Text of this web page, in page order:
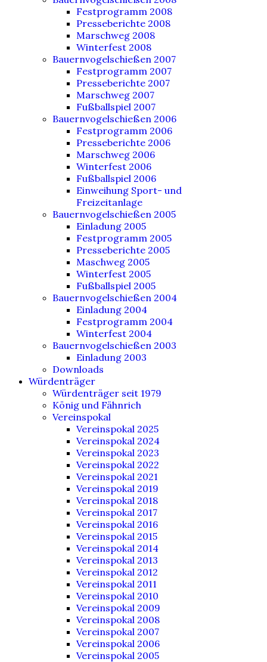
Festprogramm 2008
Presseberichte 2008
Marschweg 2008
Winterfest 2008
Bauernvogelschießen 2007
Festprogramm 2007
Presseberichte 2007
Marschweg 2007
Fußballspiel 2007
Bauernvogelschießen 2006
Festprogramm 2006
Presseberichte 2006
Marschweg 2006
Winterfest 2006
Fußballspiel 2006
Einweihung Sport- und
Freizeitanlage
Bauernvogelschießen 2005
Einladung 2005
Festprogramm 2005
Presseberichte 2005
Maschweg 2005
Winterfest 2005
Fußballspiel 2005
Bauernvogelschießen 2004
Einladung 2004
Festprogramm 2004
Winterfest 2004
Bauernvogelschießen 2003
Einladung 2003
Downloads
Würdenträger
Würdenträger seit 1979
König und Fähnrich
Vereinspokal
Vereinspokal 2025
Vereinspokal 2024
Vereinspokal 2023
Vereinspokal 2022
Vereinspokal 2021
Vereinspokal 2019
Vereinspokal 2018
Vereinspokal 2017
Vereinspokal 2016
Vereinspokal 2015
Vereinspokal 2014
Vereinspokal 2013
Vereinspokal 2012
Vereinspokal 2011
Vereinspokal 2010
Vereinspokal 2009
Vereinspokal 2008
Vereinspokal 2007
Vereinspokal 2006
Vereinspokal 2005